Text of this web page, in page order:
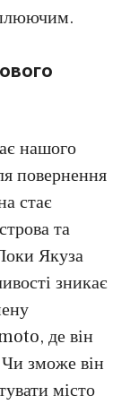
нашого
повернення
стає
та
Якуза
зникає
де він
Чи зможе він
місто